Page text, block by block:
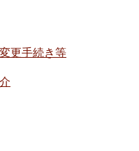
更手続き等